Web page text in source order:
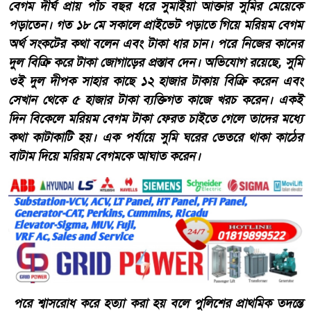
বেগম দীর্ঘ প্রায় পাঁচ বছর ধরে সুমাইয়া আক্তার সুমির মেয়েকে
পড়াতেন। গত ১৮ মে সকালে প্রাইভেট পড়াতে গিয়ে মরিয়ম বেগম
অর্থ সংকটের কথা বলেন এবং টাকা ধার চান। পরে নিজের কানের
দুল বিক্রি করে টাকা জোগাড়ের প্রস্তাব দেন। অভিযোগ রয়েছে, সুমি
ওই দুল দীপক সাহার কাছে ১২ হাজার টাকায় বিক্রি করেন এবং
সেখান থেকে ৫ হাজার টাকা ব্যক্তিগত কাজে খরচ করেন। একই
দিন বিকেলে মরিয়ম বেগম টাকা ফেরত চাইতে গেলে তাদের মধ্যে
কথা কাটাকাটি হয়। এক পর্যায়ে সুমি ঘরের ভেতরে থাকা কাঠের
বাটাম দিয়ে মরিয়ম বেগমকে আঘাত করেন।
পরে শ্বাসরোধ করে হত্যা করা হয় বলে পুলিশের প্রাথমিক তদন্তে